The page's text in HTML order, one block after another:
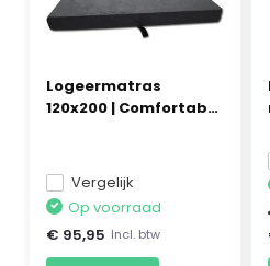
Logeermatras
120x200 | Comfortabel
Vergelijk
Op voorraad
€ 95,95 Incl. btw